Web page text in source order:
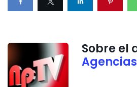
Sobre el
Agencias